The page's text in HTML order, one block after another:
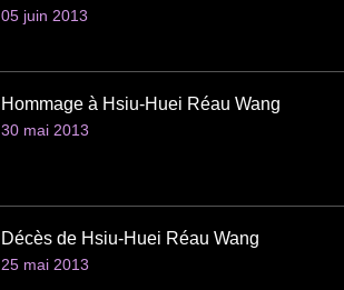
05 juin 2013
Hommage à Hsiu-Huei Réau Wang
30 mai 2013
Décès de Hsiu-Huei Réau Wang
25 mai 2013